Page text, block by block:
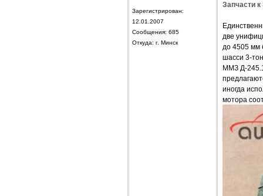
Зарегистрирован:
12.01.2007
Сообщения: 685
Откуда: г. Минск
Запчасти
две
до 4505 мм
шасси 3-
ММЗ Д-
иногда
мотора